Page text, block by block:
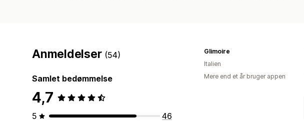
Anmeldelser (54)
Samlet bedømmelse
4,7
5
46
Glimoire
Italien
Mere end et år bruger appen